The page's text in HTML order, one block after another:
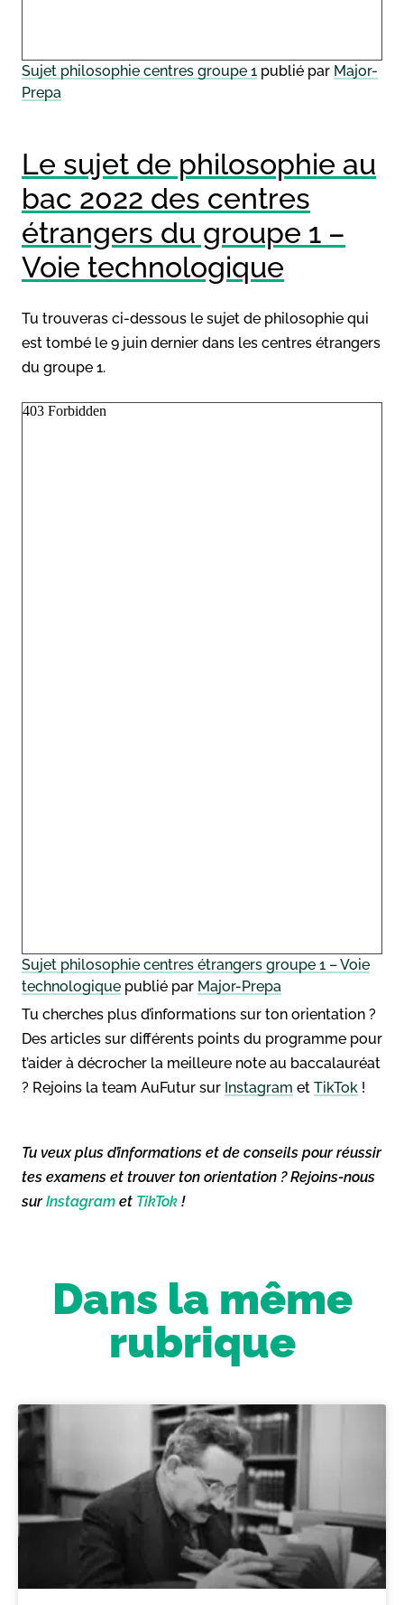
Sujet philosophie centres groupe 1 publié par Major-
Prepa
Le sujet de philosophie au
bac 2022 des centres
étrangers du groupe 1 –
Voie technologique
Tu trouveras ci-dessous le sujet de philosophie qui
est tombé le 9 juin dernier dans les centres étrangers
du groupe 1.
Sujet philosophie centres étrangers groupe 1 – Voie
technologique publié par Major-Prepa
Tu cherches plus d’informations sur ton orientation ?
Des articles sur différents points du programme pour
t’aider à décrocher la meilleure note au baccalauréat
? Rejoins la team AuFutur sur Instagram et TikTok !
Tu veux plus d’informations et de conseils pour réussir
tes examens et trouver ton orientation ? Rejoins-nous
surInstagram et TikTok !
Dans la même
rubrique